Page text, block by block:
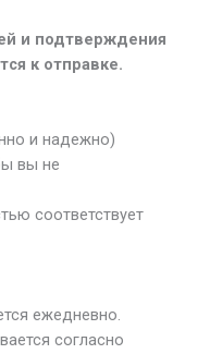
и подтверждения
к отправке.
и надежно)
вы не
соответствует
ежедневно.
согласно